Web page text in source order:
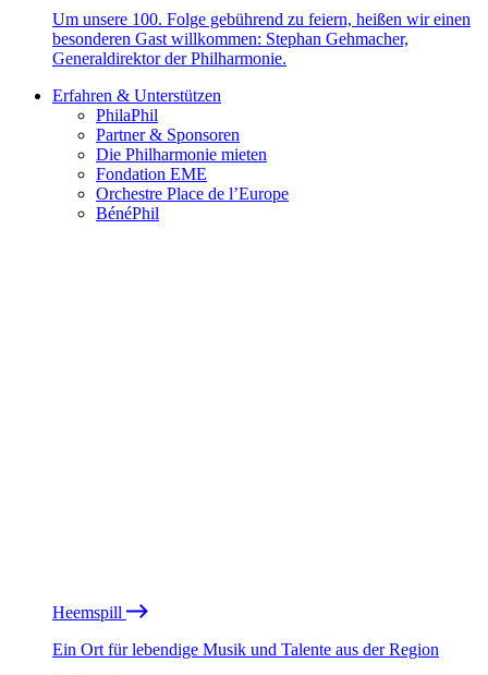
Um unsere 100. Folge gebührend zu feiern, heißen wir einen
besonderen Gast willkommen: Stephan Gehmacher,
Generaldirektor der Philharmonie.
Erfahren & Unterstützen
PhilaPhil
Partner & Sponsoren
Die Philharmonie mieten
Fondation EME
Orchestre Place de l’Europe
BénéPhil
Heemspill
Ein Ort für lebendige Musik und Talente aus der Region